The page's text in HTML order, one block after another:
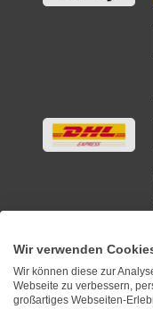
Wir verwenden
Wir können diese zur
Webseite zu verbessern,
großartiges Webseiten-